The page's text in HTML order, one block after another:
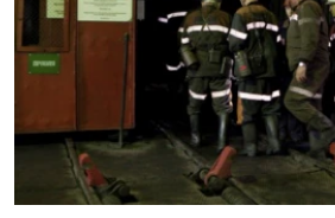
АРНАЙЫ ЖОБАЛАР
ЖАЗЫЛЫҢЫЗ